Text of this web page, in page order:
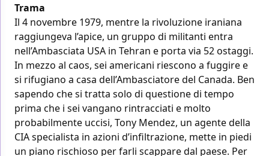
Trama
Il 4 novembre 1979, mentre la rivoluzione iraniana
raggiungeva l’apice, un gruppo di militanti entra
nell’Ambasciata USA in Tehran e porta via 52 ostaggi.
In mezzo al caos, sei americani riescono a fuggire e
si rifugiano a casa dell’Ambasciatore del Canada. Ben
sapendo che si tratta solo di questione di tempo
prima che i sei vangano rintracciati e molto
probabilmente uccisi, Tony Mendez, un agente della
CIA specialista in azioni d’infiltrazione, mette in piedi
un piano rischioso per farli scappare dal paese. Per